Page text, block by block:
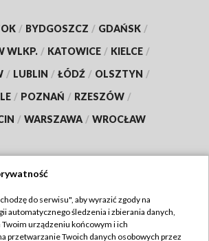
/ BYDGOSZCZ / GDAŃSK /
WLKP. / KATOWICE / KIELCE /
/ LUBLIN / ŁÓDŹ / OLSZTYN /
/ POZNAŃ / RZESZÓW /
/ WARSZAWA / WROCŁAW
TVP
do serwisu", aby wyrazić zgody na
automatycznego śledzenia i zbierania danych,
urządzeniu końcowym i ich
przetwarzanie Twoich danych osobowych przez